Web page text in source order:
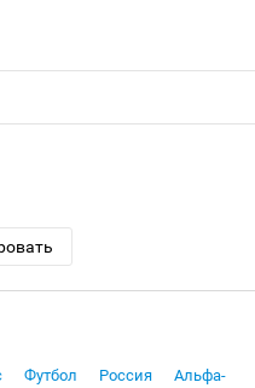
Футбол Россия
Альфа-